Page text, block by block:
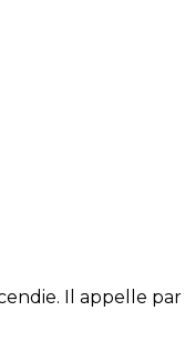
Il appelle par